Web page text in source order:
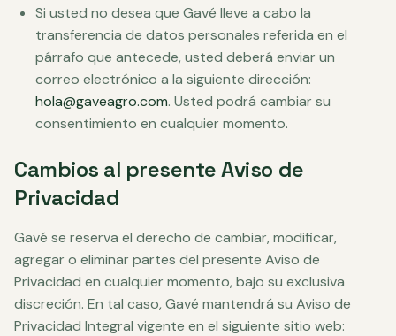
Si usted no desea que Gavé lleve a cabo la
transferencia de datos personales referida en el
párrafo que antecede, usted deberá enviar un
correo electrónico a la siguiente dirección:
hola@gaveagro.com. Usted podrá cambiar su
consentimiento en cualquier momento.
Cambios al presente Aviso de
Privacidad
Gavé se reserva el derecho de cambiar, modificar,
agregar o eliminar partes del presente Aviso de
Privacidad en cualquier momento, bajo su exclusiva
discreción. En tal caso, Gavé mantendrá su Aviso de
Privacidad Integral vigente en el siguiente sitio web: